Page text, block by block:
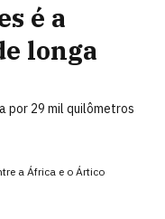
é a
longa
por 29 mil quilômetros
a África e o Ártico